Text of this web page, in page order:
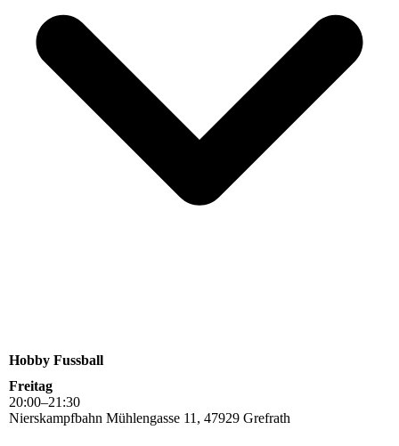
Hobby Fussball
Freitag
20:00–21 :30
Nierskampfbahn Mühlengasse 11, 47929 Grefrath